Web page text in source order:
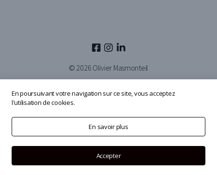
© 2026 Olivier Masmonteil
En poursuivant votre navigation sur ce site, vous acceptez
l'utilisation de cookies.
En savoir plus
Accepter